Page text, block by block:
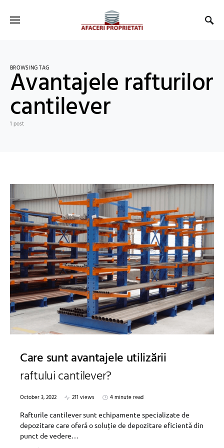
BROWSING TAG
Avantajele rafturilor
cantilever
1 post
Care sunt avantajele utilizării
raftului cantilever?
October 3, 2022 211 views
4 minute read
Rafturile cantilever sunt echipamente specializate de
depozitare care oferă o soluție de depozitare eficientă din
punct de vedere…